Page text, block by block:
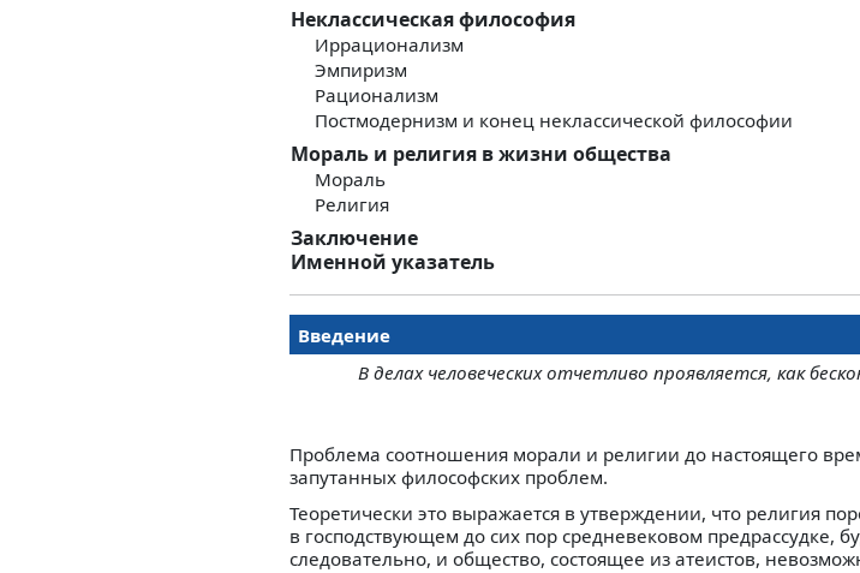
Неклассическая философия
Иррационализм
Эмпиризм
Рационализм
Постмодернизм и конец неклассической философии
Мораль и религия в жизни общества
Мораль
Религия
Заключение
Именной указатель
Введение
В делах человеческих отчетливо проявляется, как
Проблема соотношения морали и религии до настоящего
запутанных философских проблем.
Теоретически это выражается в утверждении, что религия
в господствующем до сих пор средневековом предрассудке,
следовательно, и общество, состоящее из атеистов,